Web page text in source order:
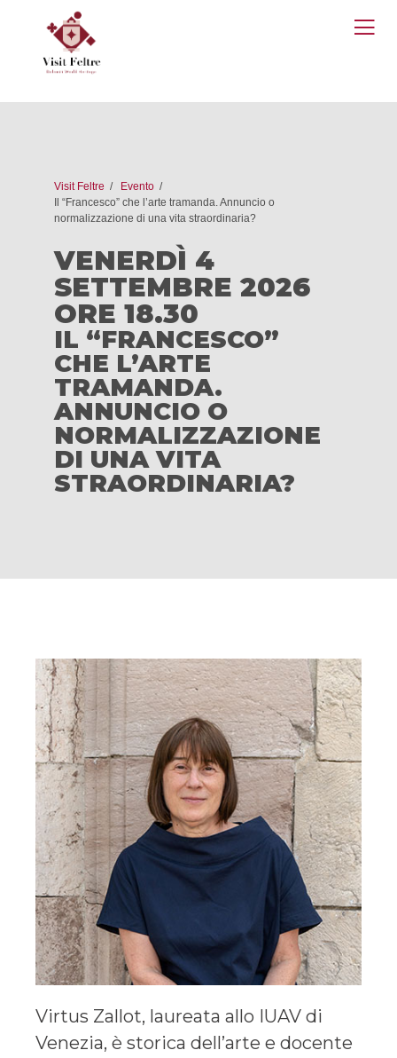
Visit Feltre
Evento
Il “Francesco” che l’arte tramanda. Annuncio o
normalizzazione di una vita straordinaria?
VENERDÌ 4
SETTEMBRE 2026
ORE 18.30
IL “FRANCESCO”
CHE L’ARTE
TRAMANDA.
ANNUNCIO O
NORMALIZZAZIONE
DI UNA VITA
STRAORDINARIA?
Virtus Zallot, laureata allo IUAV di
Venezia, è storica dell’arte e docente